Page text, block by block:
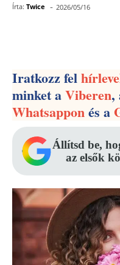
Írta: Twice - 2026/05/16
Iratkozz fel
minket aViberen,
Whatsapponés a
Állítsd be,
az elsők